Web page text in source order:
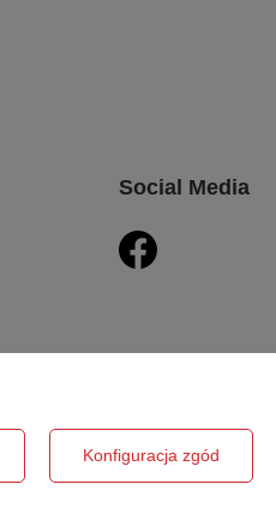
Social Media
Konfiguracja zgód